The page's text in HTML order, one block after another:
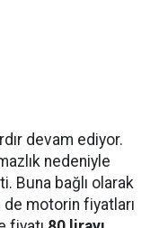
devam ediyor.
nedeniyle
Buna bağlı olarak
motorin fiyatları